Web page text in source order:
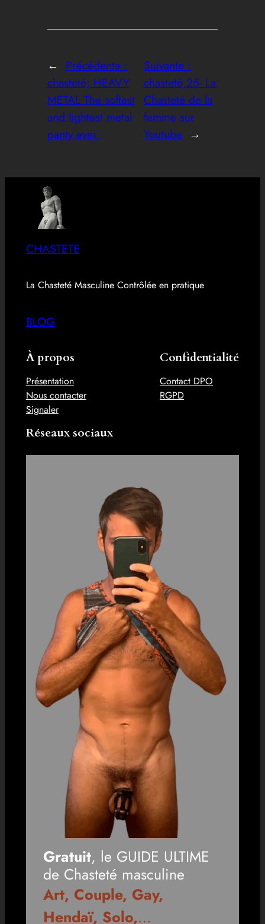
← Précédente :
chasteté; HEAVY
METAL The softest
and lightest metal
panty ever.
Suivante :
chasteté,25- La
Chasteté de la
femme sur
Youtube →
CHASTETE
La Chasteté Masculine Contrôlée en pratique
BLOG
À propos
Présentation
Nous contacter
Signaler
Confidentialité
Contact DPO
RGPD
Réseaux sociaux
Gratuit, le GUIDE ULTIME
de Chasteté masculine
Art, Couple, Gay,
Hendaï, Solo,…